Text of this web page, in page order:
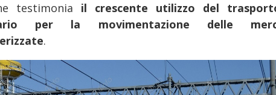
testimonia il crescente utilizzo del
per la movimentazione delle
.